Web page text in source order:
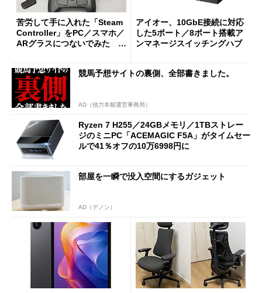
苦労して手に入れた「Steam
Controller」をPC／スマホ／
ARグラスにつないでみた ゲ
アイオー、10GbE接続に対応
した5ポート／8ポート搭載ア
ンマネージスイッチングハブ
競馬予想サイトの裏側、全部書きました。
AD（他力本願運営事務局）
Ryzen 7 H255／24GBメモリ／1TBストレー
ジのミニPC「ACEMAGIC F5A」がタイムセー
ルで41％オフの10万6998円に
部屋を一瞬で没入空間にするガジェット
AD（デノン）